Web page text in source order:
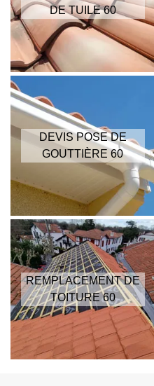
DE TUILE 60
DEVIS POSE DE
GOUTTIÈRE 60
REMPLACEMENT DE
TOITURE 60